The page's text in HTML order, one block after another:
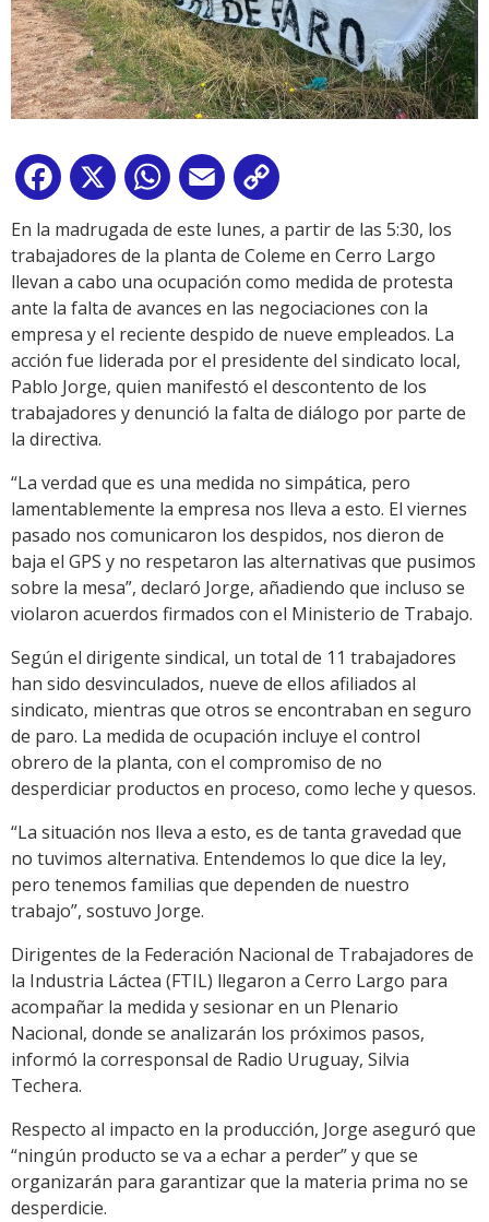
Facebook
X WhatsApp
Email
Link
En la madrugada de este lunes, a partir de las 5:30, los
trabajadores de la planta de Coleme en Cerro Largo
llevan a cabo una ocupación como medida de protesta
ante la falta de avances en las negociaciones con la
empresa y el reciente despido de nueve empleados. La
acción fue liderada por el presidente del sindicato local,
Pablo Jorge, quien manifestó el descontento de los
trabajadores y denunció la falta de diálogo por parte de
la directiva.
“La verdad que es una medida no simpática, pero
lamentablemente la empresa nos lleva a esto. El viernes
pasado nos comunicaron los despidos, nos dieron de
baja el GPS y no respetaron las alternativas que pusimos
sobre la mesa”, declaró Jorge, añadiendo que incluso se
violaron acuerdos firmados con el Ministerio de Trabajo.
Según el dirigente sindical, un total de 11 trabajadores
han sido desvinculados, nueve de ellos afiliados al
sindicato, mientras que otros se encontraban en seguro
de paro. La medida de ocupación incluye el control
obrero de la planta, con el compromiso de no
desperdiciar productos en proceso, como leche y quesos.
“La situación nos lleva a esto, es de tanta gravedad que
no tuvimos alternativa. Entendemos lo que dice la ley,
pero tenemos familias que dependen de nuestro
trabajo”, sostuvo Jorge.
Dirigentes de la Federación Nacional de Trabajadores de
la Industria Láctea (FTIL) llegaron a Cerro Largo para
acompañar la medida y sesionar en un Plenario
Nacional, donde se analizarán los próximos pasos,
informó la corresponsal de Radio Uruguay, Silvia
Techera.
Respecto al impacto en la producción, Jorge aseguró que
“ningún producto se va a echar a perder” y que se
organizarán para garantizar que la materia prima no se
desperdicie.